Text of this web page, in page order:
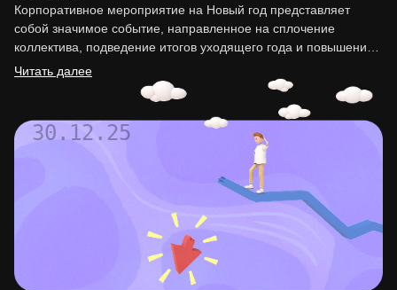
Корпоративное мероприятие на Новый год представляет
собой значимое событие, направленное на сплочение
коллектива, подведение итогов уходящего года и повышение
мотивации сотрудников. Организация такого праздника…
Читать далее
30.12.25